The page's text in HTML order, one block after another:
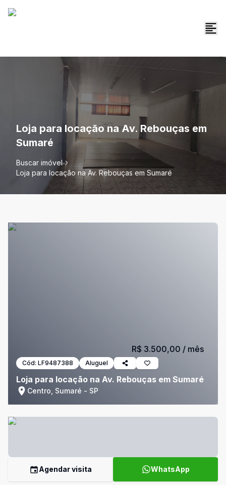
Loja para locação na Av. Rebouças em
Sumaré
Buscar imóvel
Loja para locação na Av. Rebouças em Sumaré
Cód: LF9487388 Aluguel
Loja para locação na Av. Rebouças em Sumaré
Centro, Sumaré - SP
R$ 3.500,00 / mês
Agendar visita WhatsApp